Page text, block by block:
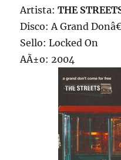
Artista:THE
Disco: A Grand
Sello: Locked On
AÃ±o: 2004